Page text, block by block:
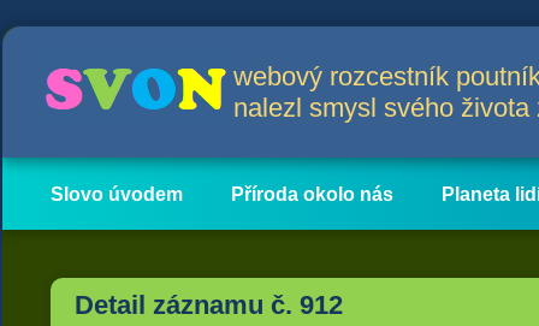
webový rozcestník
nalezl smysl svého
Slovo úvodem Příroda okolo nás Planeta
Hlavní obsah
Články
Detail záznamu č. 912